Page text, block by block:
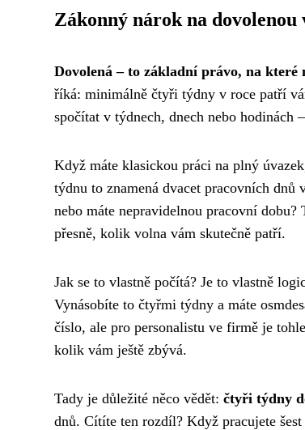
Zákonný nárok na dovolenou
Dovolená – to základní právo, na které
říká: minimálně čtyři týdny v roce patří
spočítat v týdnech, dnech nebo hodinách
Když máte klasickou práci na plný
týdnu to znamená dvacet pracovních dnů
nebo máte nepravidelnou pracovní
přesně, kolik volna vám skutečně patří.
Jak se to vlastně počítá? Je to vlastně
Vynásobíte to čtyřmi týdny a máte
číslo, ale pro personalistu ve firmě je
kolik vám ještě zbývá.
Tady je důležité něco vědět: čtyři týdny
dnů. Cítíte ten rozdíl? Když pracujete